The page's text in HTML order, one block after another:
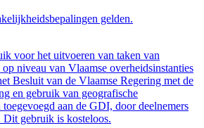
gelden.
voor het uitvoeren van taken van
op niveau van Vlaamse overheidsinstanties
Besluit van de Vlaamse Regering met de
en gebruik van geografische
toegevoegd aan de GDI, door deelnemers
gebruik is kosteloos.